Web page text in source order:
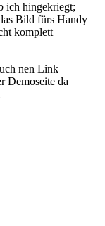
ich hingekriegt;
Bild fürs Handy
komplett
nen Link
Demoseite da